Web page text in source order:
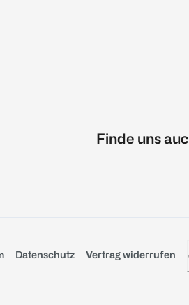
Finde uns
Datenschutz Vertrag widerrufen